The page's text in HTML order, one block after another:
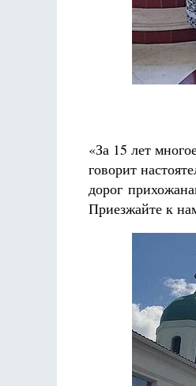
«За 15 лет
говорит
дорог
Приезжайте к